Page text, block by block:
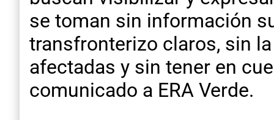
se toman sin información
transfronterizo claros, sin
afectadas y sin tener en
comunicado a ERA Verde.